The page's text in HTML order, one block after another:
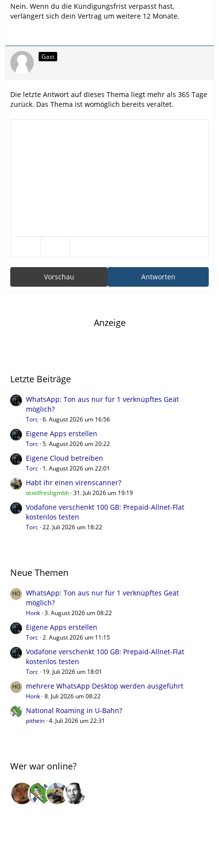
Nein. Wenn du die Kündigungsfrist verpasst hast,
verlängert sich dein Vertrag um weitere 12 Monate.
Gast
Die letzte Antwort auf dieses Thema liegt mehr als 365 Tage
zurück. Das Thema ist womöglich bereits veraltet.
Antworten
Vorschau
Anzeige
Letzte Beiträge
WhatsApp: Ton aus nur für 1 verknüpftes Geät
möglich?
Torc 6. August 2026 um 16:56
Eigene Apps erstellen
Torc 5. August 2026 um 20:22
Eigene Cloud betreiben
Torc 1. August 2026 um 22:01
Habt ihr einen virenscanner?
textilfreshgmbh 31. Juli 2026 um 19:19
Vodafone verschenkt 100 GB: Prepaid-Allnet-Flat
kostenlos testen
Torc 22. Juli 2026 um 18:22
Neue Themen
WhatsApp: Ton aus nur für 1 verknüpftes Geät
möglich?
Honk 3. August 2026 um 08:22
Eigene Apps erstellen
Torc 2. August 2026 um 11:15
Vodafone verschenkt 100 GB: Prepaid-Allnet-Flat
kostenlos testen
Torc 19. Juli 2026 um 18:01
mehrere WhatsApp Desktop werden ausgeführt
Honk 8. Juli 2026 um 08:22
National Roaming in U-Bahn?
pithein 4. Juli 2026 um 22:31
Wer war online?